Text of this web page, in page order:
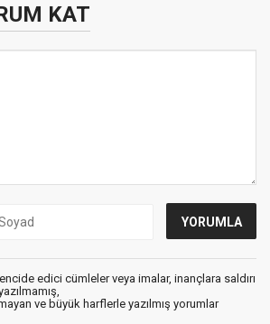
KAT
edici cümleler veya imalar, inançlara saldırı
ve büyük harflerle yazılmış yorumlar